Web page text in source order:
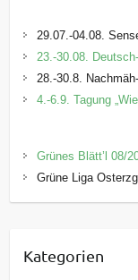
29.07.-04.08.
23.-30.08.
28.-30.8.
4.-6.9. Tagung
Grünes Blätt’l 08/
Grüne Liga
Kategorien